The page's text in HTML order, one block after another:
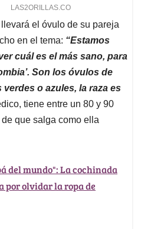
el óvulo de su pareja
en el tema: “Estamos
cuál es el más sano, para
Son los óvulos de
o azules, la raza es
tiene entre un 80 y 90
que salga como ella
del mundo": La cochinada
por olvidar la ropa de